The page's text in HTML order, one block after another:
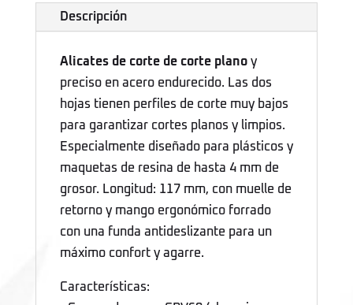
Descripción
Alicates de corte de corte planoy
preciso en acero endurecido. Las dos
hojas tienen perfiles de corte muy bajos
para garantizar cortes planos y limpios.
Especialmente diseñado para plásticos y
maquetas de resina de hasta 4 mm de
grosor. Longitud: 117 mm, con muelle de
retorno y mango ergonómico forrado
con una funda antideslizante para un
máximo confort y agarre.
Características: